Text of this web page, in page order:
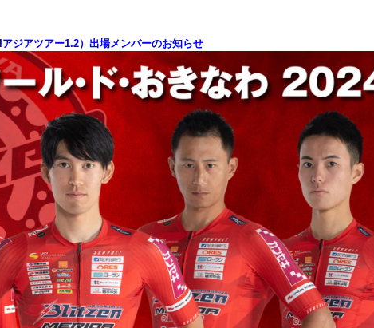
アジアツアー1.2）出場メンバーのお知らせ